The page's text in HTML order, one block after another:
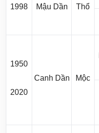
1998 Mậu Dần Thổ
1950
2020
Canh Dần Mộc